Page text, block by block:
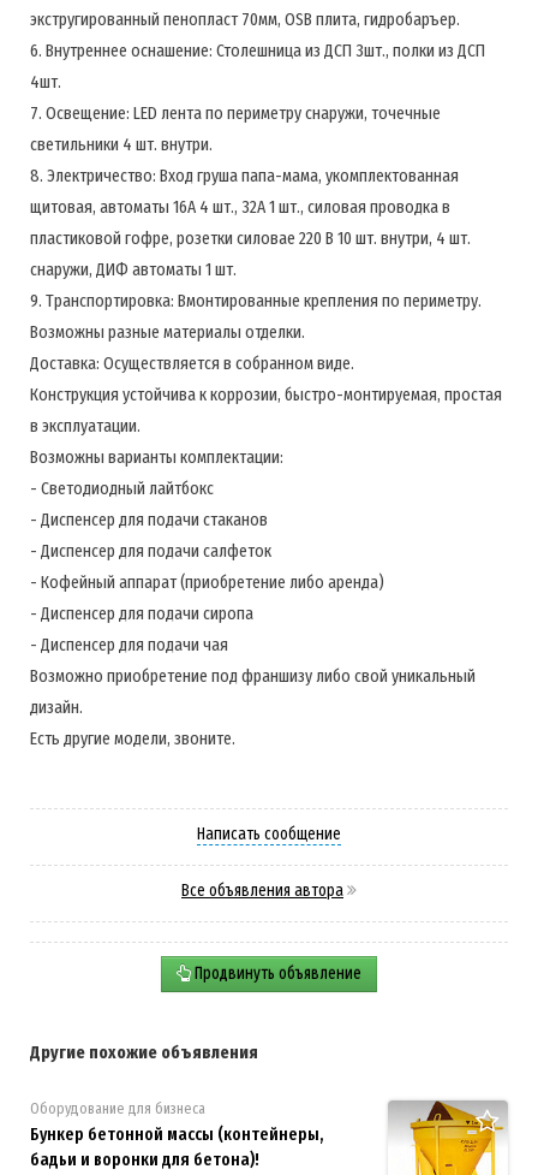
экстругированный пенопласт 70мм, OSB плита, гидробаръер.
6. Внутреннее оснашение: Столешница из ДСП 3шт., полки из ДСП
4шт.
7. Освещение: LED лента по периметру снаружи, точечные
светильники 4 шт. внутри.
8. Электричество: Вход груша папа-мама, укомплектованная
щитовая, автоматы 16А 4 шт., 32А 1 шт., силовая проводка в
пластиковой гофре, розетки силовае 220 В 10 шт. внутри, 4 шт.
снаружи, ДИФ автоматы 1 шт.
9. Транспортировка: Вмонтированные крепления по периметру.
Возможны разные материалы отделки.
Доставка: Осуществляется в собранном виде.
Конструкция устойчива к коррозии, быстро-монтируемая, простая
в эксплуатации.
Возможны варианты комплектации:
- Светодиодный лайтбокс
- Диспенсер для подачи стаканов
- Диспенсер для подачи салфеток
- Кофейный аппарат (приобретение либо аренда)
- Диспенсер для подачи сиропа
- Диспенсер для подачи чая
Возможно приобретение под франшизу либо свой уникальный
дизайн.
Есть другие модели, звоните.
Написать сообщение
Все объявления автора
Продвинуть объявление
Другие похожие объявления
Оборудование для бизнеса
Бункер бетонной массы (контейнеры,
бадьи и воронки для бетона)!